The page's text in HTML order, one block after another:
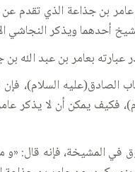
بن جذاعة الذي تقدم
أحدهما ويذكر النجاشي
بعامر بن عبد الله
السلام)، فإن
فكيف يمكن أن لا يذكر
المشيخة، فإنه قال: